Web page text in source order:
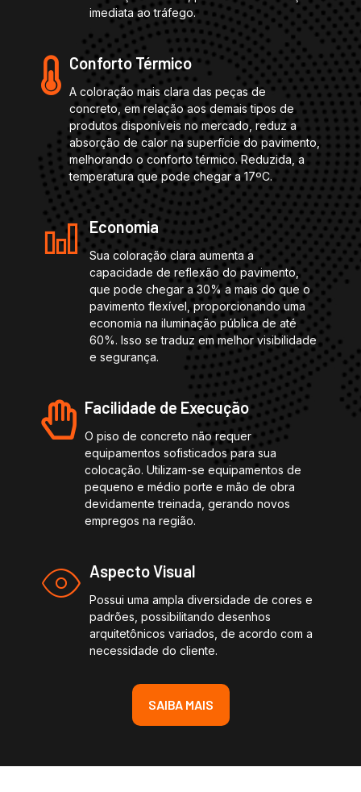
imediata ao tráfego.
Conforto Térmico
A coloração mais clara das peças de
concreto, em relação aos demais tipos de
produtos disponíveis no mercado, reduz a
absorção de calor na superfície do pavimento,
melhorando o conforto térmico. Reduzida, a
temperatura que pode chegar a 17ºC.
Economia
Sua coloração clara aumenta a
capacidade de reflexão do pavimento,
que pode chegar a 30% a mais do que o
pavimento flexível, proporcionando uma
economia na iluminação pública de até
60%. Isso se traduz em melhor visibilidade
e segurança.
Facilidade de Execução
O piso de concreto não requer
equipamentos sofisticados para sua
colocação. Utilizam-se equipamentos de
pequeno e médio porte e mão de obra
devidamente treinada, gerando novos
empregos na região.
Aspecto Visual
Possui uma ampla diversidade de cores e
padrões, possibilitando desenhos
arquitetônicos variados, de acordo com a
necessidade do cliente.
SAIBA MAIS